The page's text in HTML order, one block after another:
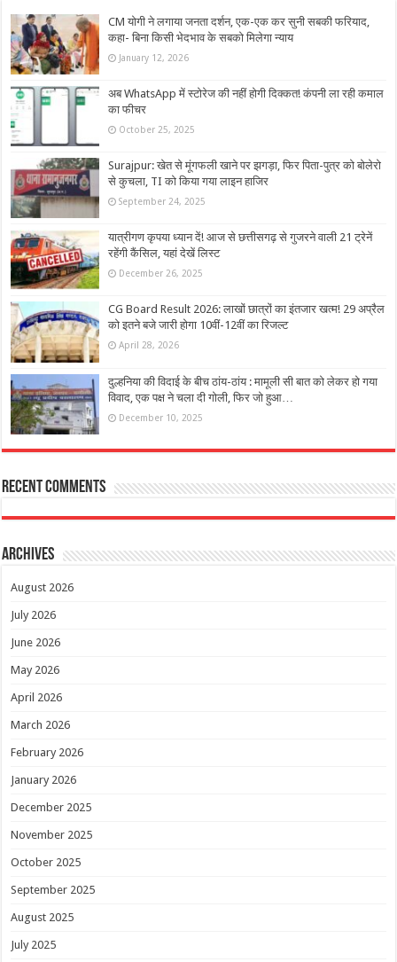
CM योगी ने लगाया जनता दर्शन, एक-एक कर सुनी सबकी फरियाद,
कहा- बिना किसी भेदभाव के सबको मिलेगा न्याय
January 12, 2026
अब WhatsApp में स्टोरेज की नहीं होगी दिक्कत! कंपनी ला रही कमाल
का फीचर
October 25, 2025
Surajpur: खेत से मूंगफली खाने पर झगड़ा, फिर पिता-पुत्र को बोलेरो
से कुचला, TI को किया गया लाइन हाजिर
September 24, 2025
यात्रीगण कृपया ध्यान दें! आज से छत्तीसगढ़ से गुजरने वाली 21 ट्रेनें
रहेंगी कैंसिल, यहां देखें लिस्ट
December 26, 2025
CG Board Result 2026: लाखों छात्रों का इंतजार खत्म! 29 अप्रैल
को इतने बजे जारी होगा 10वीं-12वीं का रिजल्‍ट
April 28, 2026
दुल्हनिया की विदाई के बीच ठांय-ठांय : मामूली सी बात को लेकर हो गया
विवाद, एक पक्ष ने चला दी गोली, फिर जो हुआ…
December 10, 2025
Recent Comments
Archives
August 2026
July 2026
June 2026
May 2026
April 2026
March 2026
February 2026
January 2026
December 2025
November 2025
October 2025
September 2025
August 2025
July 2025